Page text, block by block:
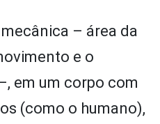
– área da
e o
em um corpo com
(como o humano),